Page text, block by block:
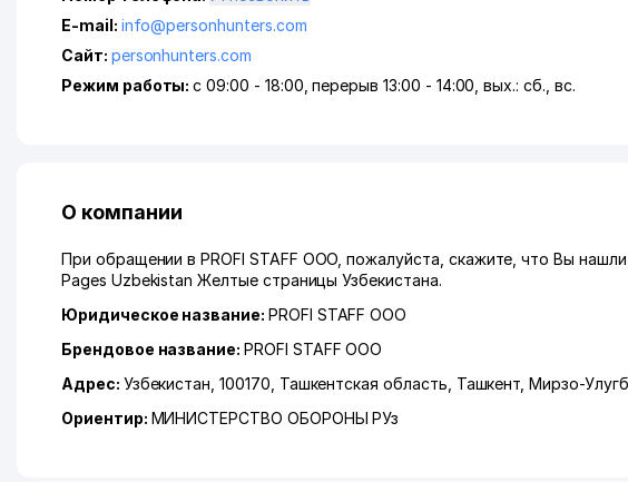
E-mail: info@personhunters.com
Сайт: personhunters.com
Режим работы:с 09:00 - 18:00, перерыв 13:00 - 14:00, вых.: сб., вс.
О компании
При обращении в PROFI STAFF ООО, пожалуйста, скажите, что Вы
Pages Uzbekistan Желтые страницы Узбекистана.
Юридическое название: PROFI STAFF ООО
Брендовое название: PROFI STAFF ООО
Адрес: Узбекистан, 100170, Ташкентская область Ташкент ,Мирзо-
Ориентир: МИНИСТЕРСТВО ОБОРОНЫ РУз